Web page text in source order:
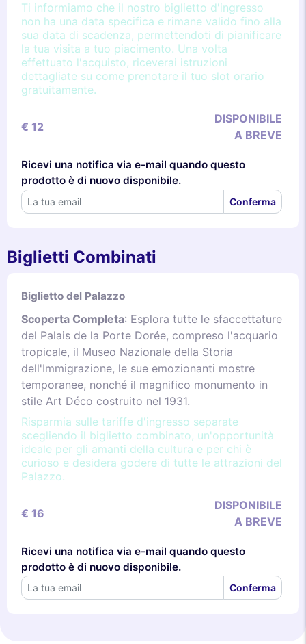
Ti informiamo che il nostro biglietto d'ingresso
non ha una data specifica e rimane valido fino alla
sua data di scadenza, permettendoti di pianificare
la tua visita a tuo piacimento. Una volta
effettuato l'acquisto, riceverai istruzioni
dettagliate su come prenotare il tuo slot orario
gratuitamente.
€ 12
DISPONIBILE
A BREVE
Ricevi una notifica via e-mail quando questo
prodotto è di nuovo disponibile.
Conferma
Biglietti Combinati
Biglietto del Palazzo
Scoperta Completa: Esplora tutte le sfaccettature
del Palais de la Porte Dorée, compreso l'acquario
tropicale, il Museo Nazionale della Storia
dell'Immigrazione, le sue emozionanti mostre
temporanee, nonché il magnifico monumento in
stile Art Déco costruito nel 1931.
Risparmia sulle tariffe d'ingresso separate
scegliendo il biglietto combinato, un'opportunità
ideale per gli amanti della cultura e per chi è
curioso e desidera godere di tutte le attrazioni del
Palazzo.
€ 16
DISPONIBILE
A BREVE
Ricevi una notifica via e-mail quando questo
prodotto è di nuovo disponibile.
Conferma